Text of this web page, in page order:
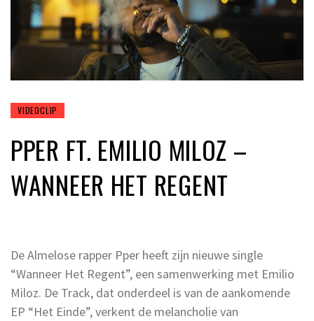
VIDEOCLIP
PPER FT. EMILIO MILOZ –
WANNEER HET REGENT
De Almelose rapper Pper heeft zijn nieuwe single
“Wanneer Het Regent”, een samenwerking met Emilio
Miloz. De Track, dat onderdeel is van de aankomende
EP “Het Einde”, verkent de melancholie van